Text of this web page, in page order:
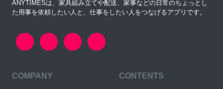
ANYTIMESは、家具組み立てや配送、家事などの日常のちょっとし
た用事を依頼したい人と、仕事をしたい人をつなげるアプリです。
COMPANY CONTENTS